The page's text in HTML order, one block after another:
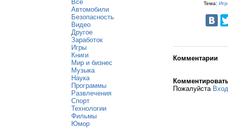
Все
Автомобили
Безопасность
Видео
Другое
Заработок
Игры
Книги
Мир и бизнес
Музыка
Наука
Программы
Развлечения
Спорт
Технологии
Фильмы
Юмор
Тема:
Комментарии
Пожалуйста Вход